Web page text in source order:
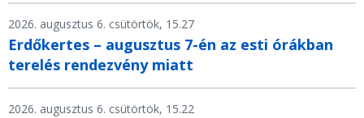
2026. augusztus 6. csütörtök, 15.27
Erdőkertes – augusztus 7-én az esti órákban
terelés rendezvény miatt
2026. augusztus 6. csütörtök, 15.22